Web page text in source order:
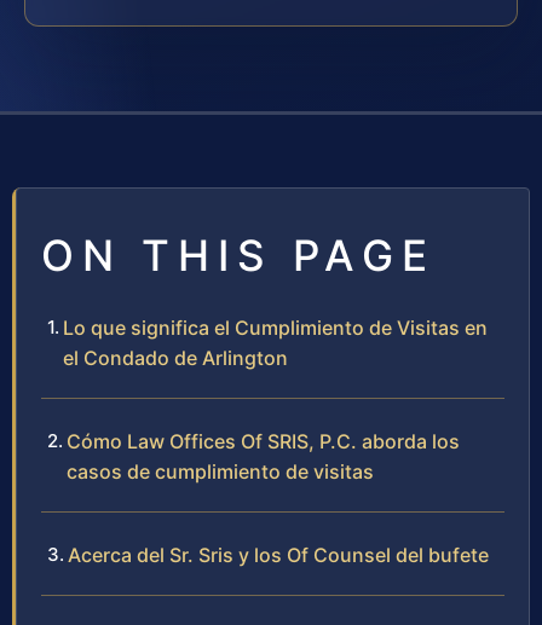
ON THIS PAGE
Lo que significa el Cumplimiento de Visitas en
el Condado de Arlington
Cómo Law Offices Of SRIS, P.C. aborda los
casos de cumplimiento de visitas
Acerca del Sr. Sris y los Of Counsel del bufete